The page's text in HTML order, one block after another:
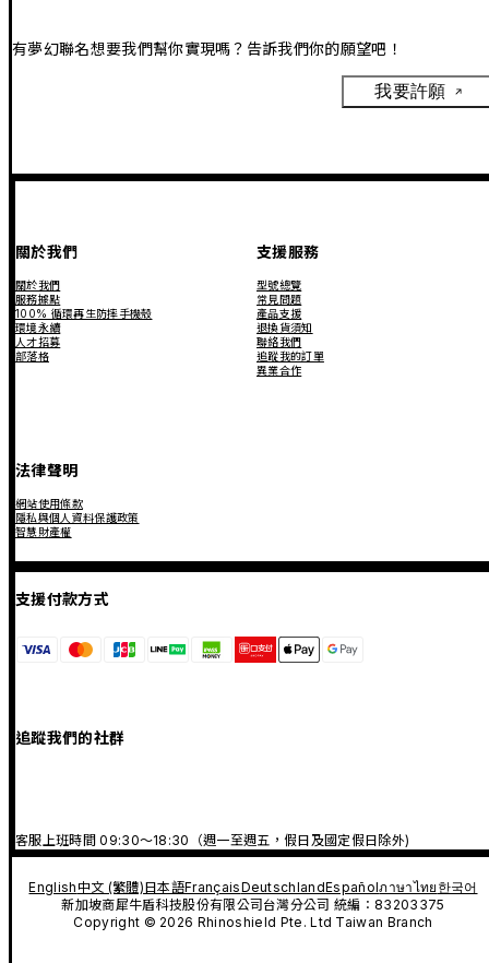
有夢幻聯名想要我們幫你實現嗎？告訴我們你的願望吧！
我要許願
關於我們
關於我們
服務據點
100% 循環再生防摔手機殼
環境永續
人才招募
部落格
支援服務
型號總覽
常見問題
產品支援
退換貨須知
聯絡我們
追蹤我的訂單
異業合作
法律聲明
網站使用條款
隱私與個人資料保護政策
智慧財產權
支援付款方式
追蹤我們的社群
客服上班時間 09:30～18:30（週一至週五，假日及國定假日除外)
English中文 (繁體)日本語FrançaisDeutschlandEspañolภาษาไทย 한국어
新加坡商犀牛盾科技股份有限公司台灣分公司 統編：83203375
Copyright © 2026 Rhinoshield Pte. Ltd Taiwan Branch